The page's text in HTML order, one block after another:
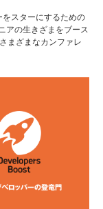
スターにするための
アの生きざまをブース
まざまなカンファレ